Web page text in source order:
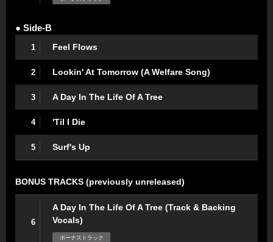
● Side-B
1 Feel Flows
2 Lookin' At Tomorrow (A Welfare Song)
3 A Day In The Life Of A Tree
4 'Til I Die
5 Surf's Up
BONUS TRACKS (previously unreleased)
6
A Day In The Life Of A Tree (Track & Backing
Vocals)
ボーナストラック